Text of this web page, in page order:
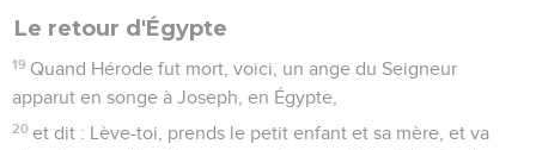
Le retour d'Égypte
19 Quand Hérode fut mort, voici, un ange du Seigneur
apparut en songe à Joseph, en Égypte,
20 et dit : Lève-toi, prends le petit enfant et sa mère, et va